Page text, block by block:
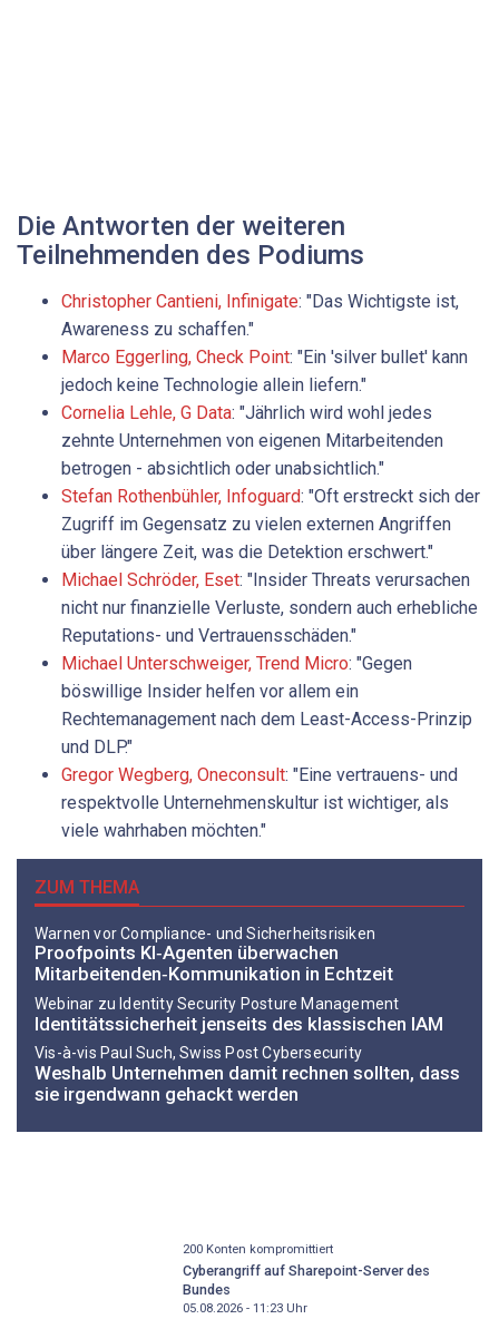
Die Antworten der weiteren
Teilnehmenden des Podiums
Christopher Cantieni, Infinigate: "Das Wichtigste ist,
Awareness zu schaffen."
Marco Eggerling, Check Point: "Ein 'silver bullet' kann
jedoch keine Technologie allein liefern."
Cornelia Lehle, G Data: "Jährlich wird wohl jedes
zehnte Unternehmen von eigenen Mitarbeitenden
betrogen - absichtlich oder unabsichtlich."
Stefan Rothenbühler, Infoguard: "Oft erstreckt sich der
Zugriff im Gegensatz zu vielen externen Angriffen
über längere Zeit, was die Detektion erschwert."
Michael Schröder, Eset: "Insider Threats verursachen
nicht nur finanzielle Verluste, sondern auch erhebliche
Reputations- und Vertrauensschäden."
Michael Unterschweiger, Trend Micro: "Gegen
böswillige Insider helfen vor allem ein
Rechtemanagement nach dem Least-Access-Prinzip
und DLP."
Gregor ­Wegberg, Oneconsult: "Eine vertrauens- und
respektvolle Unternehmenskultur ist wichtiger, als
viele wahrhaben möchten."
ZUM THEMA
Warnen vor Compliance- und Sicherheitsrisiken
Proofpoints KI‑Agenten überwachen
Mitarbeitenden‑Kommunikation in Echtzeit
Webinar zu Identity Security Posture Management
Identitätssicherheit jenseits des klassischen IAM
Vis-à-vis Paul Such, Swiss Post Cybersecurity
Weshalb Unternehmen damit rechnen sollten, dass
sie irgendwann gehackt werden
200 Konten kompromittiert
Cyberangriff auf Sharepoint-Server des
Bundes
05.08.2026 - 11:23Uhr